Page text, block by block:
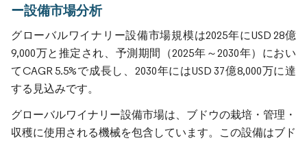
ー設備市場分析
グローバルワイナリー設備市場規模は2025年にUSD 28億
9,000万と推定され、予測期間（2025年～2030年）におい
てCAGR 5.5%で成長し、2030年にはUSD 37億8,000万に達
する見込みです。
グローバルワイナリー設備市場は、ブドウの栽培・管理・
収穫に使用される機械を包含しています。この設備はブド